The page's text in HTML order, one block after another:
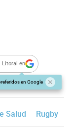
Litoral en
en Google
Salud Rugby